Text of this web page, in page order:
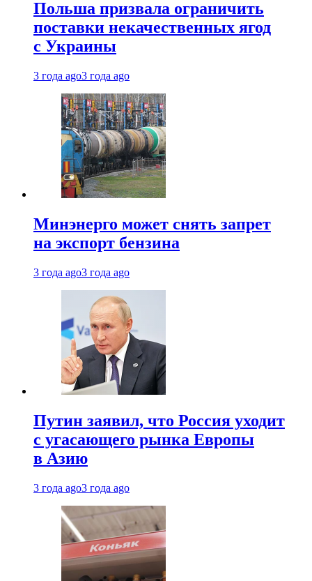
Польша призвала ограничить
поставки некачественных ягод
с Украины
3 года ago3 года ago
Минэнерго может снять запрет
на экспорт бензина
3 года ago3 года ago
Путин заявил, что Россия уходит
с угасающего рынка Европы
в Азию
3 года ago3 года ago